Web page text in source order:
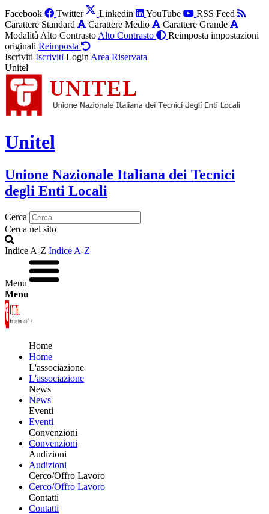
Facebook Twitter Linkedin YouTube
RSS Feed
Carattere Standard
Carattere Medio
Carattere Grande
Modalità Alto Contrasto Alto Contrasto
Reimposta impostazioni
originali Reimposta
Iscriviti Iscriviti Login Area Riservata
Unitel
Unitel
Unione Nazionale Italiana dei Tecnici
degli Enti Locali
Cerca
Cerca nel sito
Indice A-Z Indice A-Z
Menu
Menu
Home
Home
L'associazione
L'associazione
News
News
Eventi
Eventi
Convenzioni
Convenzioni
Audizioni
Audizioni
Cerco/Offro Lavoro
Cerco/Offro Lavoro
Contatti
Contatti